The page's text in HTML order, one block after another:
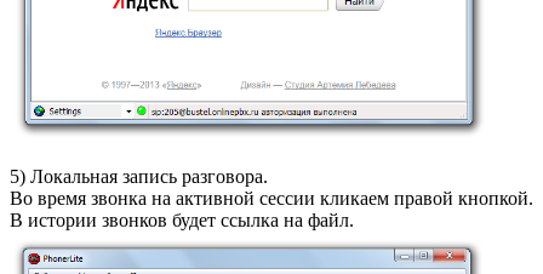
5) Локальная запись разговора.
Во время звонка на активной сессии кликаем правой кнопкой.
В истории звонков будет ссылка на файл.